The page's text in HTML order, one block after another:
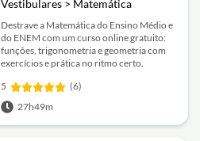
Vestibulares > Matemática
Destrave a Matemática do Ensino Médio e
do ENEM com um curso online gratuito:
funções, trigonometria e geometria com
exercícios e prática no ritmo certo.
5
(6)
27h49m